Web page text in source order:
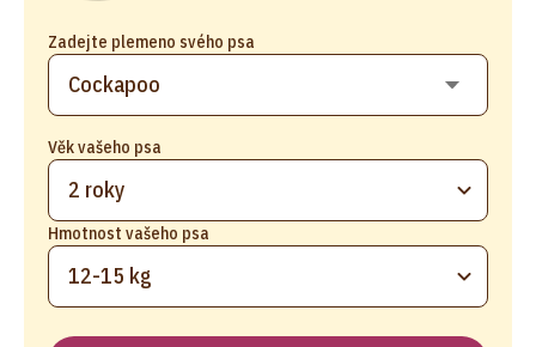
Zadejte plemeno svého psa
Věk vašeho psa
2 roky
Hmotnost vašeho psa
12-15 kg